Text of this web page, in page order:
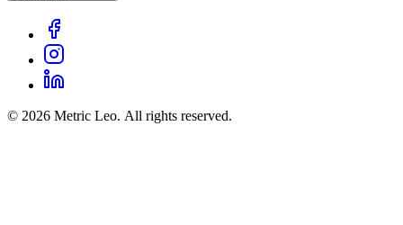
© 2026 Metric Leo. All rights reserved.